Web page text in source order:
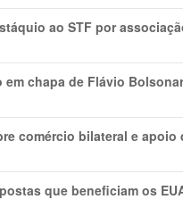
ao STF por
chapa de Flávio
comércio bilateral e
que beneficiam os